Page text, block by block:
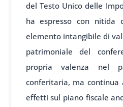
del Testo Unico delle
ha espresso con nitida
elemento intangibile di
patrimoniale del
propria valenza nel
conferitaria, ma
effetti sul piano fiscale